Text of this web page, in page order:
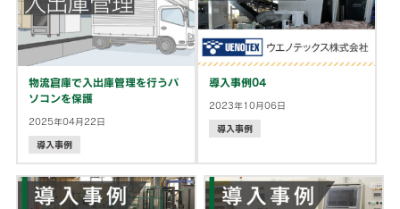
物流倉庫で入出庫管理を行うパ
ソコンを保護
2025年04月22日
導入事例
導入事例04
2023年10月06日
導入事例